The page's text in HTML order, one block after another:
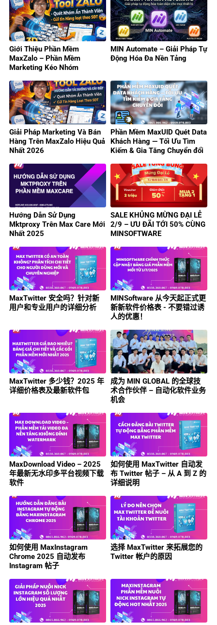
Giới Thiệu Phần Mềm
MaxZalo – Phần Mềm
Marketing Kéo Nhóm
MIN Automate – Giải Pháp Tự
Động Hóa Đa Nền Tảng
Giải Pháp Marketing Và Bán
Hàng Trên MaxZalo Hiệu Quả
Nhất 2026
Phần Mềm MaxUID Quét Data
Khách Hàng — Tối Ưu Tìm
Kiếm & Gia Tăng Chuyển đổi
Hướng Dẫn Sử Dụng
Mktproxy Trên Max Care Mới
Nhất 2025
SALE KHỦNG MỪNG ĐẠI LỄ
2/9 – ƯU ĐÃI TỚI 50% CÙNG
MINSOFTWARE
MaxTwitter 安全吗？针对新
用户和专业用户的详细分析
MINSoftware 从今天起正式更
新新软件价格表 - 不要错过诱
人的优惠！
MaxTwitter 多少钱？2025 年
详细价格表及最新软件包
成为 MIN GLOBAL 的全球技
术合作伙伴 – 自动化软件业务
机会
MaxDownload Video – 2025
年最新无水印多平台视频下载
软件
如何使用 MaxTwitter 自动发
布 Twitter 帖子 – 从 A 到 Z 的
详细说明
如何使用 MaxInstagram
Chrome 2025 自动发布
Instagram 帖子
选择 MaxTwitter 来拓展您的
Twitter 帐户的原因